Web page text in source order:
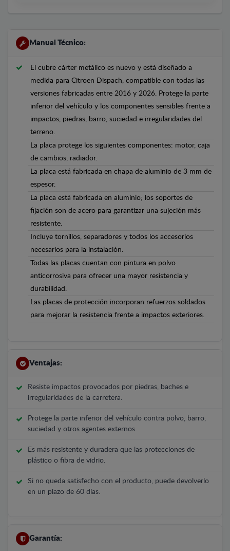
Manual Técnico:
El cubre cárter metálico es nuevo y está diseñado a
medida para Citroen Dispach, compatible con todas las
versiones fabricadas entre 2016 y 2026. Protege la parte
inferior del vehículo y los componentes sensibles frente a
impactos, piedras, barro, suciedad e irregularidades del
terreno.
La placa protege los siguientes componentes: motor, caja
de cambios, radiador.
La placa está fabricada en chapa de aluminio de 3 mm de
espesor.
La placa está fabricada en aluminio; los soportes de
fijación son de acero para garantizar una sujeción más
resistente.
Incluye tornillos, separadores y todos los accesorios
necesarios para la instalación.
Todas las placas cuentan con pintura en polvo
anticorrosiva para ofrecer una mayor resistencia y
durabilidad.
Las placas de protección incorporan refuerzos soldados
para mejorar la resistencia frente a impactos exteriores.
Ventajas:
Resiste impactos provocados por piedras, baches e
irregularidades de la carretera.
Protege la parte inferior del vehículo contra polvo, barro,
suciedad y otros agentes externos.
Es más resistente y duradera que las protecciones de
plástico o fibra de vidrio.
Si no queda satisfecho con el producto, puede devolverlo
en un plazo de 60 días.
Garantía: